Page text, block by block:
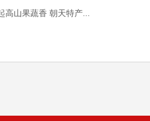
高山果蔬香 朝天特产...